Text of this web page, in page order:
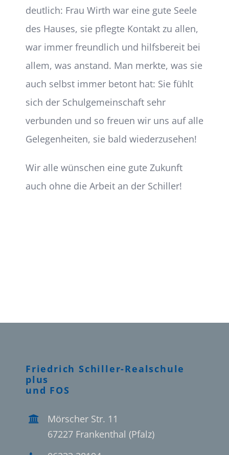
deutlich: Frau Wirth war eine gute Seele
des Hauses, sie pflegte Kontakt zu allen,
war immer freundlich und hilfsbereit bei
allem, was anstand. Man merkte, was sie
auch selbst immer betont hat: Sie fühlt
sich der Schulgemeinschaft sehr
verbunden und so freuen wir uns auf alle
Gelegenheiten, sie bald wiederzusehen!
Wir alle wünschen eine gute Zukunft
auch ohne die Arbeit an der Schiller!
Friedrich Schiller-Realschule
plus
und FOS
Mörscher Str. 11
67227 Frankenthal (Pfalz)